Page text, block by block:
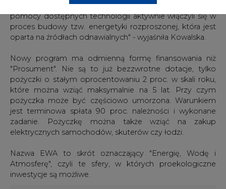
świadomości mieszkańców Warmii i Mazur, aby przy
pomocy dostępnych technologii aktywnie włączyli się w
proces budowy tzw. energetyki rozproszonej, która jest
oparta na źródłach odnawialnych" - wyjaśniła Kowalska.
Nowy program ma odmienną formę finansowania niż
"Prosument". Nie są to już bezzwrotne dotacje, tylko
pożyczki o stałym oprocentowaniu 2 proc. w skali roku,
które można wziąć maksymalnie na 5 lat. Przy czym
pożyczka może być częściowo umorzona. Warunkiem
jest terminowa spłata 90 proc. należności i wykonane
zadanie. Pożyczkę można także wziąć na zakup
elektrycznych samochodów, skuterów czy łodzi.
Nazwa EWA to skrót oznaczający "Energię, Wodę i
Atmosferę", czyli te sfery, w których proekologiczne
inwestycje są możliwe.